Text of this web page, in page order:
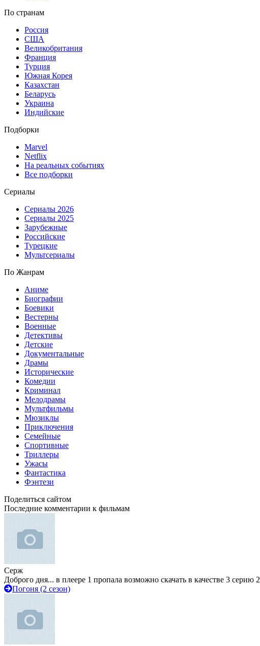
По странам
Россия
США
Великобритания
Франция
Турция
Южная Корея
Казахстан
Беларусь
Украина
Индийские
Подборки
Marvel
Netflix
На реальных событиях
Все подборки
Сериалы
Сериалы 2026
Сериалы 2025
Зарубежные
Российские
Турецкие
Мультсериалы
По Жанрам
Аниме
Биографии
Боевики
Вестерны
Военные
Детективы
Детские
Документальные
Драмы
Исторические
Комедии
Криминал
Мелодрамы
Мультфильмы
Мюзиклы
Приключения
Семейные
Спортивные
Триллеры
Ужасы
Фантастика
Фэнтези
Поделиться сайтом
Последние комментарии к фильмам
Серж
Доброго дня... в плеере 1 пропала возможно скачать в качестве 3 серию 2
Погоня (2 сезон)